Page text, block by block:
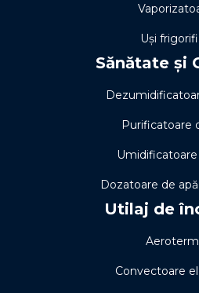
Uși
Sănătate și
Purificatoare
Dozatoare de
Utilaj de
Convectoare